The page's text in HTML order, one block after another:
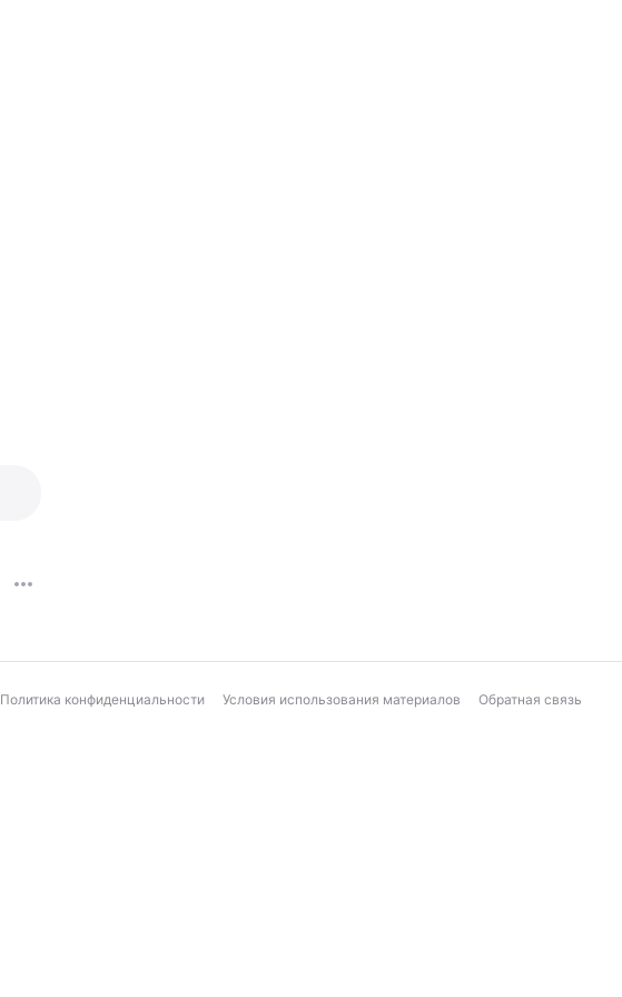
Политика конфиденциальности Условия использования материалов Обратная связь